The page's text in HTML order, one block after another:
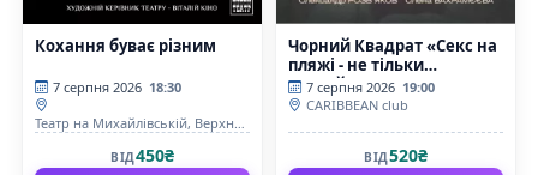
Кохання буває різним
7 серпня 2026 18:30
Театр на Михайлівській, Верхня
ВІД450₴
Чорний Квадрат «Секс на
пляжі - не тільки
коктейль»
7 серпня 2026 19:00
CARIBBEAN club
ВІД520₴